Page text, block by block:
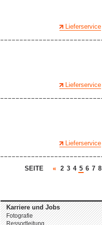
Lieferservice
Lieferservice
Lieferservice
SEITE « 2 3 4 5 6 7 8
Karriere und Jobs
Fotografie
Ressortleitung